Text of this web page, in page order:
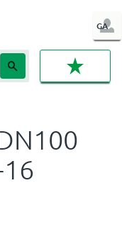
GA
IN